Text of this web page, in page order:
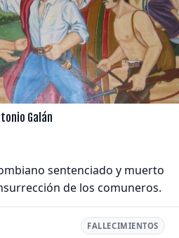
Galán
sentenciado y muerto
de los comuneros.
FALLECIMIENTOS